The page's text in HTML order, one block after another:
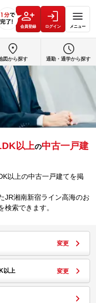
会員登録 ログイン メニュー
以上の中古一戸建
以上の中古一戸建てを掲
JR湘南新宿ライン高海のお
索できます。
変更
以上 変更
図から探す 通勤・通学から探す